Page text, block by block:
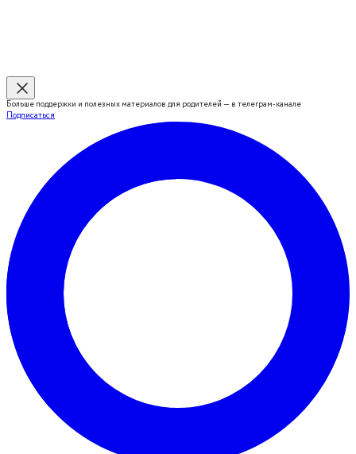
Больше поддержки и полезных материалов для родителей — в телеграм-канале
Подписаться